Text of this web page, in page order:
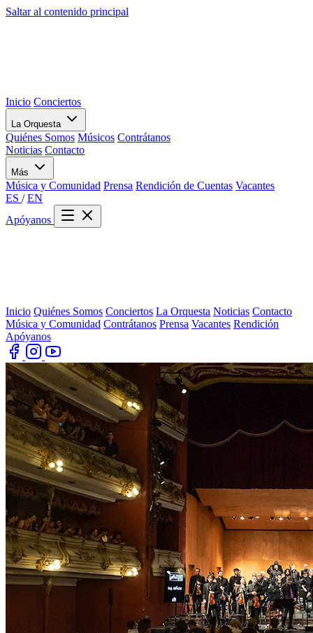
Saltar al contenido principal
Inicio Conciertos
La Orquesta
Quiénes Somos Músicos Contrátanos
Noticias Contacto
Más
Música y Comunidad Prensa Rendición de Cuentas Vacantes
ES / EN
Apóyanos
Inicio Quiénes Somos Conciertos La Orquesta Noticias Contacto
Música y Comunidad Contrátanos Prensa Vacantes Rendición
Apóyanos